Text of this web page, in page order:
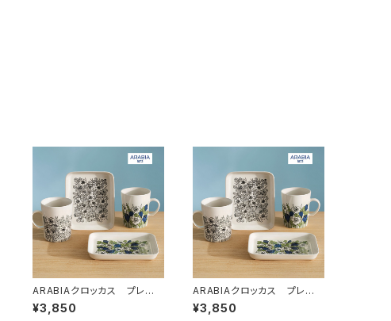
ARABIAクロッカス プレート
19cm グリーン
¥3,850
ARABIAクロッカス プレート
19cm ブラック
¥3,850